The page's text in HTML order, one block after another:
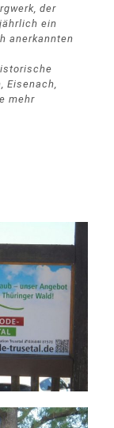
der
ein
anerkannten
Eisenach,
mehr